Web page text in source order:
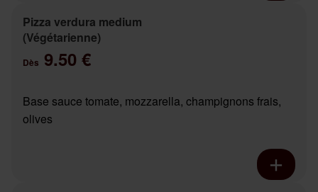
Pizza verdura medium
(Végétarienne)
Dès 9.50 €
Base sauce tomate, mozzarella, champignons frais,
olives